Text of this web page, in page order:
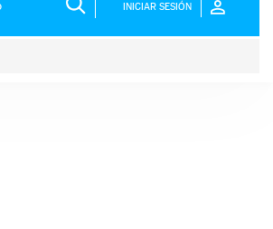
INICIAR SESIÓN